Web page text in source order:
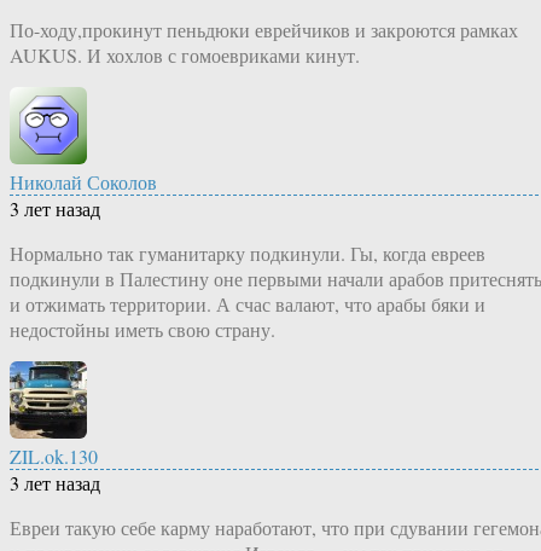
По-ходу,прокинут пеньдюки еврейчиков и закроются рамках
AUKUS. И хохлов с гомоевриками кинут.
Николай Соколов
3 лет назад
Нормально так гуманитарку подкинули. Гы, когда евреев
подкинули в Палестину оне первыми начали арабов притеснять
и отжимать территории. А счас валают, что арабы бяки и
недостойны иметь свою страну.
ZIL.ok.130
3 лет назад
Евреи такую себе карму наработают, что при сдувании